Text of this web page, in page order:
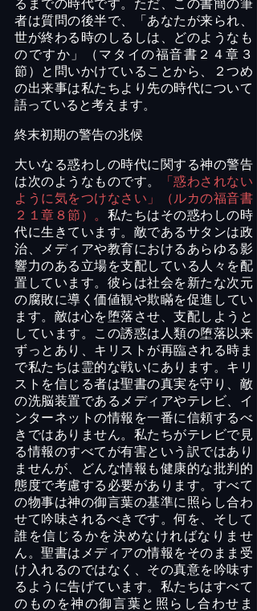
るまでの時代です。ただ、この書簡の筆
者は質問の後半で、「あなたが来られ、
世が終わる時のしるしは、どのようなも
のですか」（マタイの福音書２４章３
節）と問いかけていることから、２つめ
の出来事は私たちより先の時代について
語っていると考えます。
終末初期の警告の兆候
大いなる惑わしの時代に関する神の警告
は次のようなものです。
「惑わされない
ように気をつけなさい」（ルカの福音書
２１章８節）。 私たちはその惑わしの時
代に生きています。敵であるサタンは政
治、メディアや教育におけるあらゆる影
響力のある立場を支配している人々 を配
置しています。彼ら は社会を新たな次元
の腐敗に導く価値観や欺瞞を促進してい
ま す。敵は心を堕落させ、支配しようと
しています。この誘惑は人類の堕落以来
ずっとあり、キリストが再臨される時ま
で私たちは霊的な戦いにあります。キリ
ストを信じる者は聖書の真実を守り、敵
の洗脳装置であるメディアやテレビ、イ
ンターネットの情報を一番に信頼するべ
きではありません。私たちがテレビで見
る情報のすべてが有害という訳ではあり
ませんが、どんな情報も健康的な批判的
態度で考慮する必要があります。すべて
の物事は神の御言葉の基準に照らし合わ
せて吟味されるべきです。何を、そして
誰を信じるかを決めなければなりませ
ん 。聖書はメディアの情報をそのまま受
け入れるのではなく、その真意を吟味す
るように告げています。私たちはすべて
のものを神の御言葉と照らし合わせま